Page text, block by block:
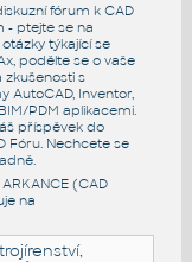
fórum k CAD
- ptejte se na
týkající se
podělte se o vaše
zkušenosti s
AutoCAD, Inventor,
PDM aplikacemi.
příspěvek do
Fóru. Nechcete se
.
(CAD
na